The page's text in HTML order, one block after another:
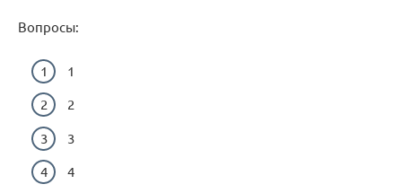
Вопросы:
1
2
3
4